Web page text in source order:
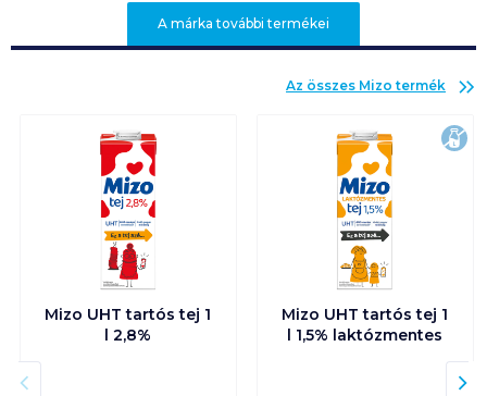
A márka további termékei
Az összes Mizo termék
Mizo UHT tartós tej 1
l 2,8%
Mizo UHT tartós tej 1
l 1,5% laktózmentes